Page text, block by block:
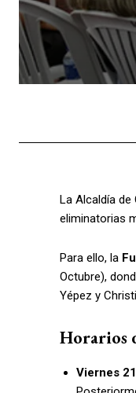
La Alcaldía
eliminatorias
Para ello, la
Octubre),
Yépez y
Horarios
Viernes